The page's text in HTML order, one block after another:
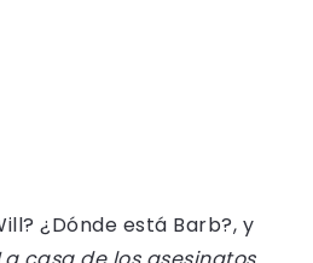
¿Dónde está Barb?, y